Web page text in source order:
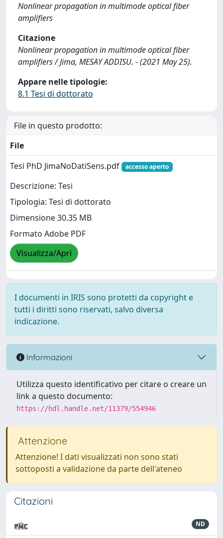
Nonlinear propagation in multimode optical fiber
amplifiers
Citazione
Nonlinear propagation in multimode optical fiber
amplifiers / Jima, MESAY ADDISU. - (2021 May 25).
Appare nelle tipologie:
8.1 Tesi di dottorato
File in questo prodotto:
File
Tesi PhD JimaNoDatiSens.pdf
accesso aperto
Descrizione: Tesi
Tipologia: Tesi di dottorato
Dimensione 30.35 MB
Formato Adobe PDF
Visualizza/Apri
I documenti in IRIS sono protetti da copyright e
tutti i diritti sono riservati, salvo diversa
indicazione.
Informazioni
Utilizza questo identificativo per citare o creare un
link a questo documento:
https://hdl.handle.net/11379/554946
Attenzione
Attenzione! I dati visualizzati non sono stati
sottoposti a validazione da parte dell'ateneo
Citazioni
ND